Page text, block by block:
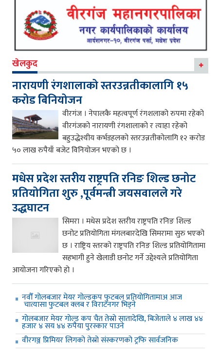
खेलकुद
नारायणी रंगशालाको स्तरउन्नतीकालागि १५
करोड बिनियोजन
वीरगंज । नेपालकै महत्वपूर्ण रंगशलाको रुपमा रहेको
वीरगंजको नारायणी रंगशालाको र त्याहा रहेको
बहुउद्धेश्यीय कर्भडहलको स्तरउन्नतीकोलागि १२ करोड
५० लाख रुपैयाँ बजेट विनियोजन भएको छ ।
मधेस प्रदेश स्तरीय राष्ट्रपति रनिङ शिल्ड छनोट
प्रतियोगिता शुरु ,पूर्वमन्त्री जयसवालले गरे
उद्धघाटन
सिमरा । मधेस प्रदेश स्तरीय राष्ट्रपति रनिङ शिल्ड
छनोट प्रतियोगिता मंगलबारदेखि सिमरामा सुरु भएको
छ । राष्ट्रिय स्तरको राष्ट्रपति रनिङ शिल्ड प्रतियोगितामा
सहभागी हुने खेलाडी छनोट गर्ने उद्देश्यले प्रतियोगिता
आयोजना गरिएको हो ।
नवौँ गोलबजार मेयर गोल्डकप फुटबल प्रतियोगितामाअ आज
चात्यासा फुटबल क्लब र विराटनगर भिड्ने
गोलबजार मेयर गोल्ड कप चैत तेस्रो सातादेखि, बिजेताले ४ लाख ४४
हजार ४ सय ४४ रुपैया पुरस्कार पाउने
वीरगञ्ज प्रिमियर लिगको तेस्रो संस्करणको ट्रफि सार्वजनिक